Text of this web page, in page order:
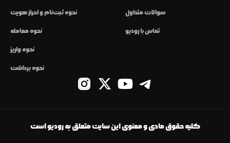
نحوه ثبت‌نام و احراز هویت
نحوه معامله
نحوه واریز
نحوه برداشت
سوالات متداول
تماس با رودیو
کلیه حقوق مادی و معنوی این سایت متعلق به رودیو است